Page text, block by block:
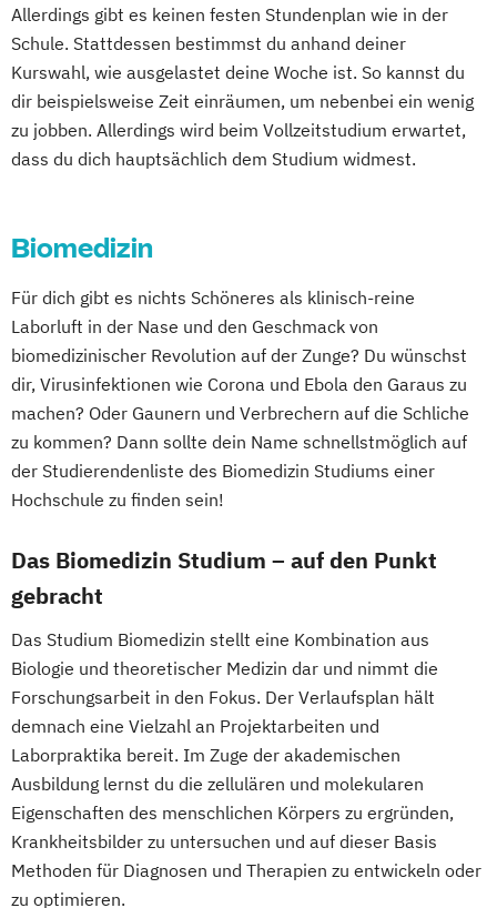
Allerdings gibt es keinen festen Stundenplan wie in der
Schule. Stattdessen bestimmst du anhand deiner
Kurswahl, wie ausgelastet deine Woche ist. So kannst du
dir beispielsweise Zeit einräumen, um nebenbei ein wenig
zu jobben. Allerdings wird beim Vollzeitstudium erwartet,
dass du dich hauptsächlich dem Studium widmest.
Biomedizin
Für dich gibt es nichts Schöneres als klinisch-reine
Laborluft in der Nase und den Geschmack von
biomedizinischer Revolution auf der Zunge? Du wünschst
dir, Virusinfektionen wie Corona und Ebola den Garaus zu
machen? Oder Gaunern und Verbrechern auf die Schliche
zu kommen? Dann sollte dein Name schnellstmöglich auf
der Studierendenliste des Biomedizin Studiums einer
Hochschule zu finden sein!
Das Biomedizin Studium – auf den Punkt
gebracht
Das Studium Biomedizin stellt eine Kombination aus
Biologie und theoretischer Medizin dar und nimmt die
Forschungsarbeit in den Fokus. Der Verlaufsplan hält
demnach eine Vielzahl an Projektarbeiten und
Laborpraktika bereit. Im Zuge der akademischen
Ausbildung lernst du die zellulären und molekularen
Eigenschaften des menschlichen Körpers zu ergründen,
Krankheitsbilder zu untersuchen und auf dieser Basis
Methoden für Diagnosen und Therapien zu entwickeln oder
zu optimieren.